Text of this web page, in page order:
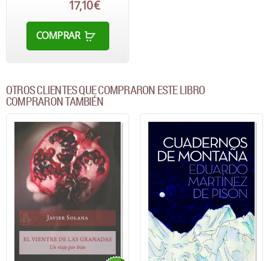
17,10 €
COMPRAR
OTROS CLIENTES QUE COMPRARON ESTE LIBRO
COMPRARON TAMBIÉN